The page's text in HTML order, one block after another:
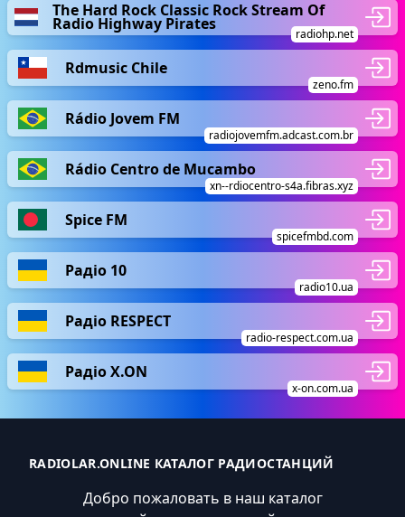
The Hard Rock Classic Rock Stream Of
Radio Highway Pirates
radiohp.net
Rdmusic Chile
zeno.fm
Rádio Jovem FM
radiojovemfm.adcast.com.br
Rádio Centro de Mucambo
xn--rdiocentro-s4a.fibras.xyz
Spice FM
spicefmbd.com
Радіо 10
radio10.ua
Радіо RESPECT
radio-respect.com.ua
Радіо X.ON
x-on.com.ua
RADIOLAR.ONLINE КАТАЛОГ РАДИОСТАНЦИЙ
Добро пожаловать в наш каталог